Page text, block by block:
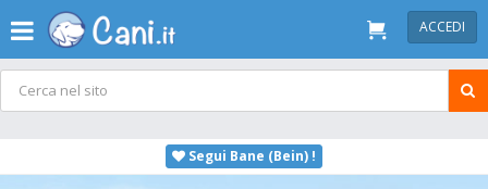
ACCEDI
Segui Bane (Bein) !